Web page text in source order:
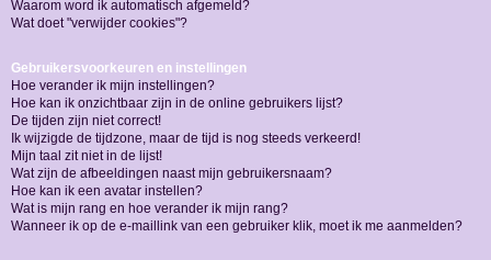
Waarom word ik automatisch afgemeld?
Wat doet "verwijder cookies"?
Gebruikersvoorkeuren en instellingen
Hoe verander ik mijn instellingen?
Hoe kan ik onzichtbaar zijn in de online gebruikers lijst?
De tijden zijn niet correct!
Ik wijzigde de tijdzone, maar de tijd is nog steeds verkeerd!
Mijn taal zit niet in de lijst!
Wat zijn de afbeeldingen naast mijn gebruikersnaam?
Hoe kan ik een avatar instellen?
Wat is mijn rang en hoe verander ik mijn rang?
Wanneer ik op de e-maillink van een gebruiker klik, moet ik me aanmelden?